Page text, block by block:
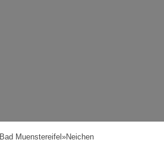
Bad Muenstereifel »Neichen